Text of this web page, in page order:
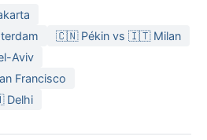
🇨🇳 Pékin vs 🇮🇹 Milan
Aviv
Francisco
Delhi